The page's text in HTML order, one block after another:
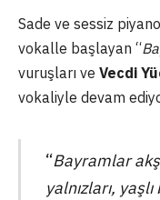
Sade ve sessiz
vokalle başlayan “
vuruşları ve Vecdi
vokaliyle devam
“Bayramlar
yalnızları,